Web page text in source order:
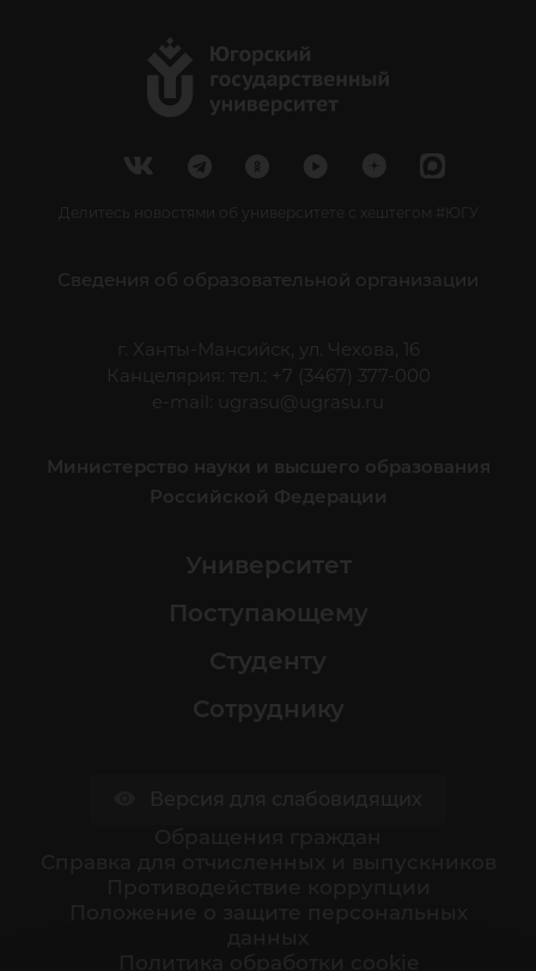
Делитесь новостями об университете с хештегом #ЮГУ
Сведения об образовательной организации
г. Ханты-Мансийск, ул. Чехова, 16
Канцелярия: тел.: +7 (3467) 377-000
e-mail:
ugrasu@ugrasu.ru
Министерство науки и высшего образования
Российской Федерации
Университет
Поступающему
Студенту
Сотруднику